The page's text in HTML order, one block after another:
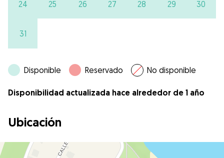
24 25 26 27 28 29 30
31
Disponible Reservado No disponible
Disponibilidad actualizada hace alrededor de 1 año
Ubicación